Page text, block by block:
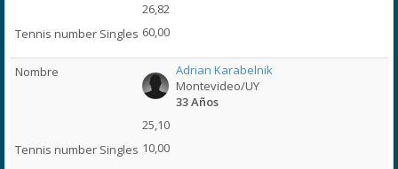
26,82
60,00
Adrian Karabelnik
Montevideo/UY
33 Años
25,10
10,00